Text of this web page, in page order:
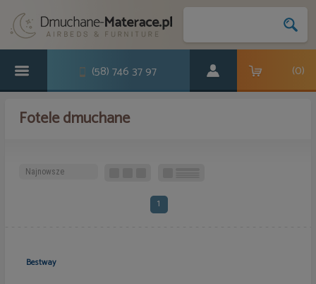
(58) 746 37 97 (0)
Fotele dmuchane
1
Bestway